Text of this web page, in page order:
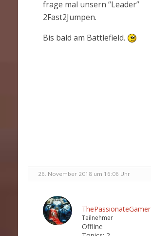
frage mal unsern “Leader”
2Fast2Jumpen.
Bis bald am Battlefield.
26. November 2018 um 16:06 Uhr
ThePassionateGamer
Teilnehmer
Offline